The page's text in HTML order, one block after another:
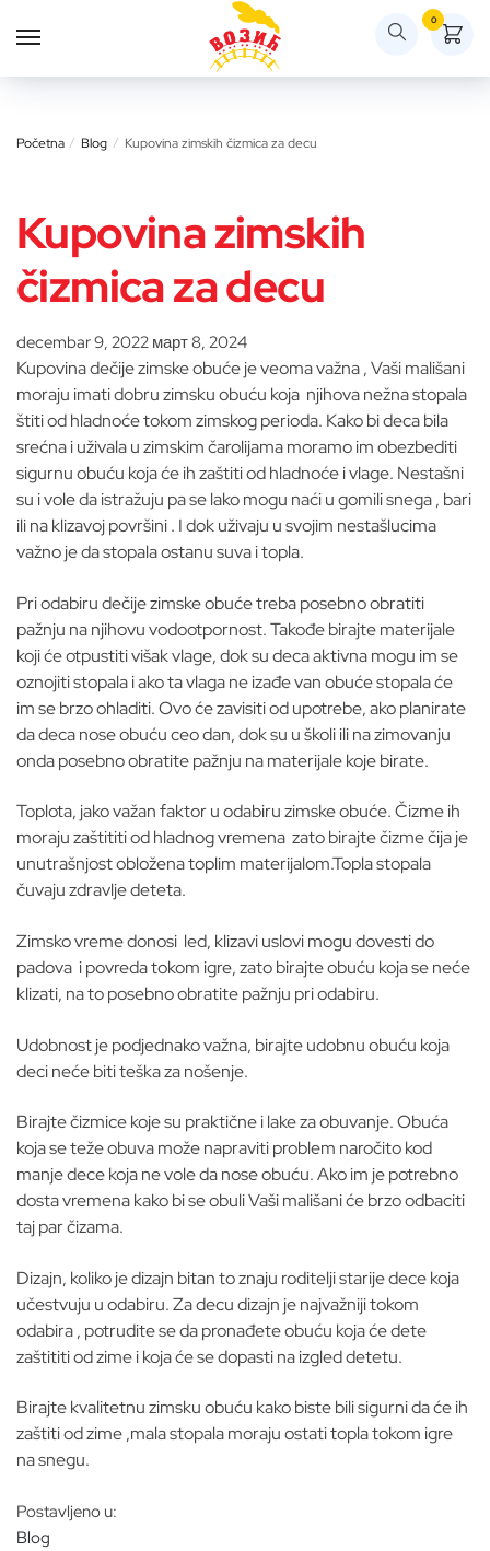
0
Početna / Blog / Kupovina zimskih čizmica za decu
Kupovina zimskih
čizmica za decu
decembar 9, 2022 март 8, 2024
Kupovina dečije zimske obuće je veoma važna , Vaši mališani
moraju imati dobru zimsku obuću koja njihova nežna stopala
štiti od hladnoće tokom zimskog perioda. Kako bi deca bila
srećna i uživala u zimskim čarolijama moramo im obezbediti
sigurnu obuću koja će ih zaštiti od hladnoće i vlage. Nestašni
su i vole da istražuju pa se lako mogu naći u gomili snega , bari
ili na klizavoj površini . I dok uživaju u svojim nestašlucima
važno je da stopala ostanu suva i topla.
Pri odabiru dečije zimske obuće treba posebno obratiti
pažnju na njihovu vodootpornost. Takođe birajte materijale
koji će otpustiti višak vlage, dok su deca aktivna mogu im se
oznojiti stopala i ako ta vlaga ne izađe van obuće stopala će
im se brzo ohladiti. Ovo će zavisiti od upotrebe, ako planirate
da deca nose obuću ceo dan, dok su u školi ili na zimovanju
onda posebno obratite pažnju na materijale koje birate.
Toplota, jako važan faktor u odabiru zimske obuće. Čizme ih
moraju zaštititi od hladnog vremena zato birajte čizme čija je
unutrašnjost obložena toplim materijalom.Topla stopala
čuvaju zdravlje deteta.
Zimsko vreme donosi led, klizavi uslovi mogu dovesti do
padova i povreda tokom igre, zato birajte obuću koja se neće
klizati, na to posebno obratite pažnju pri odabiru.
Udobnost je podjednako važna, birajte udobnu obuću koja
deci neće biti teška za nošenje.
Birajte čizmice koje su praktične i lake za obuvanje. Obuća
koja se teže obuva može napraviti problem naročito kod
manje dece koja ne vole da nose obuću. Ako im je potrebno
dosta vremena kako bi se obuli Vaši mališani će brzo odbaciti
taj par čizama.
Dizajn, koliko je dizajn bitan to znaju roditelji starije dece koja
učestvuju u odabiru. Za decu dizajn je najvažniji tokom
odabira , potrudite se da pronađete obuću koja će dete
zaštititi od zime i koja će se dopasti na izgled detetu.
Birajte kvalitetnu zimsku obuću kako biste bili sigurni da će ih
zaštiti od zime ,mala stopala moraju ostati topla tokom igre
na snegu.
Postavljeno u:
Blog